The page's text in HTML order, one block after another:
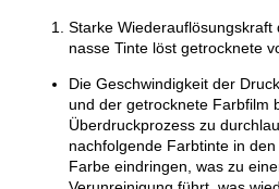
Starke
nasse Tinte löst getrocknete
Die Geschwindigkeit der
und der getrocknete Farbfilm
Überdruckprozess zu
nachfolgende Farbtinte in
Farbe eindringen, was zu